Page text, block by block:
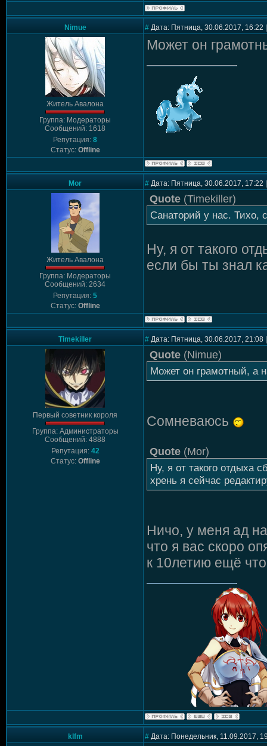
Nimue # Дата: Пятница, 30.06.2017,
Житель Авалона
Группа: Модераторы
Сообщений: 1618
Репутация: 8
Статус: Offline
Может он
Mor # Дата: Пятница, 30.06.2017,
Житель Авалона
Группа: Модераторы
Сообщений: 2634
Репутация: 5
Статус: Offline
Quote (Timekiller)
Санаторий у нас. Тихо,
Ну, я от такого
если бы ты знал
Timekiller # Дата: Пятница, 30.06.2017,
Первый советник короля
Группа: Администраторы
Сообщений: 4888
Репутация: 42
Статус: Offline
Quote (Nimue)
Может он грамотный, а
Сомневаюсь
Quote (Mor)
Ну, я от такого отдыха
хрень я сейчас
Ничо, у меня ад
что я вас скоро
к 10летию ещё
klfm # Дата: Понедельник, 11.09.2017,